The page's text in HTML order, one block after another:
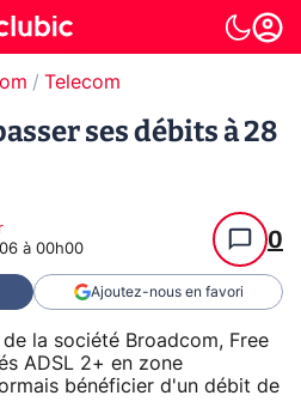
Telecom
ses débits à 28
à 00h00 0
Ajoutez-nous en favori
la société Broadcom, Free
ADSL 2+ en zone
bénéficier d'un débit de